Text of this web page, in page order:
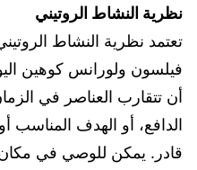
نظرية النشاط الروتيني
تعتمد نظرية النشاط
فيلسون ولورانس كوهين
أن تتقارب العناصر في
الدافع، أو الهدف
قادر. يمكن للوصي في